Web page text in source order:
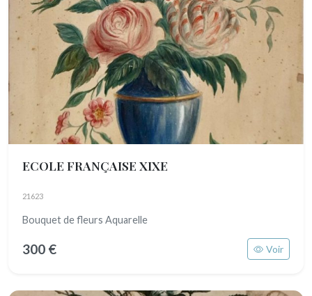
ECOLE FRANÇAISE XIXE
21623
Bouquet de fleurs Aquarelle
300 € Voir